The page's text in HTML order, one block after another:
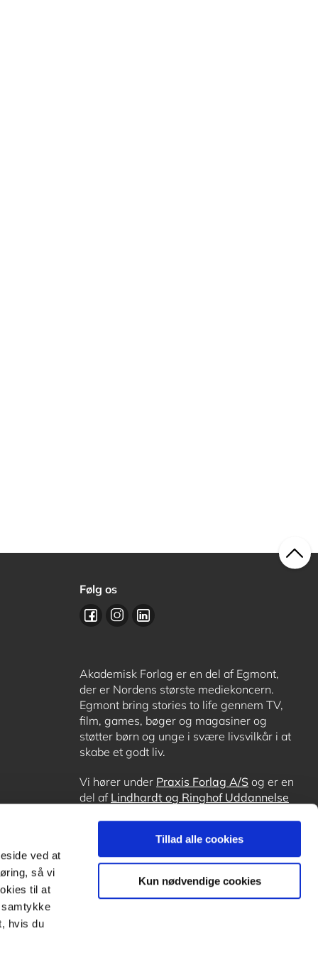
ved at
så vi
til at
hvis du
Tillad alle cookies
Kun nødvendige cookies
Følg os
Akademisk Forlag er en del af Egmont,
der er Nordens største mediekoncern.
Egmont bring stories to life gennem TV,
film, games, bøger og magasiner og
støtter børn og unge i svære livsvilkår i at
skabe et godt liv.
Vi hører under Praxis Forlag A/S og er en
del af Lindhardt og Ringhof Uddannelse
OrdblindetræningogForstå.dk.